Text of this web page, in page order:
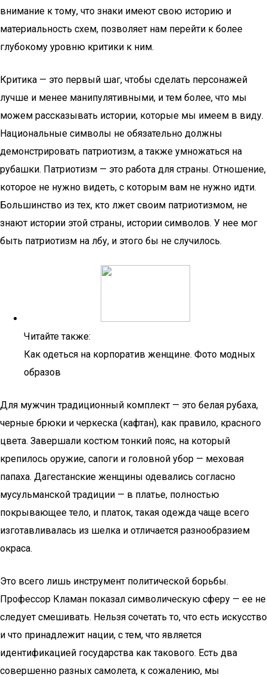
внимание к тому, что знаки имеют свою историю и
материальность схем, позволяет нам перейти к более
глубокому уровню критики к ним.
Критика — это первый шаг, чтобы сделать персонажей
лучше и менее манипулятивными, и тем более, что мы
можем рассказывать истории, которые мы имеем в виду.
Национальные символы не обязательно должны
демонстрировать патриотизм, а также умножаться на
рубашки. Патриотизм — это работа для страны. Отношение,
которое не нужно видеть, с которым вам не нужно идти.
Большинство из тех, кто лжет своим патриотизмом, не
знают истории этой страны, истории символов. У нее мог
быть патриотизм на лбу, и этого бы не случилось.
Читайте также:
Как одеться на корпоратив женщине. Фото модных
образов
Для мужчин традиционный комплект — это белая рубаха,
черные брюки и черкеска (кафтан), как правило, красного
цвета. Завершали костюм тонкий пояс, на который
крепилось оружие, сапоги и головной убор — меховая
папаха. Дагестанские женщины одевались согласно
мусульманской традиции — в платье, полностью
покрывающее тело, и платок, такая одежда чаще всего
изготавливалась из шелка и отличается разнообразием
окраса.
Это всего лишь инструмент политической борьбы.
Профессор Кламан показал символическую сферу — ее не
следует смешивать. Нельзя сочетать то, что есть искусство
и что принадлежит нации, с тем, что является
идентификацией государства как такового. Есть два
совершенно разных самолета, к сожалению, мы